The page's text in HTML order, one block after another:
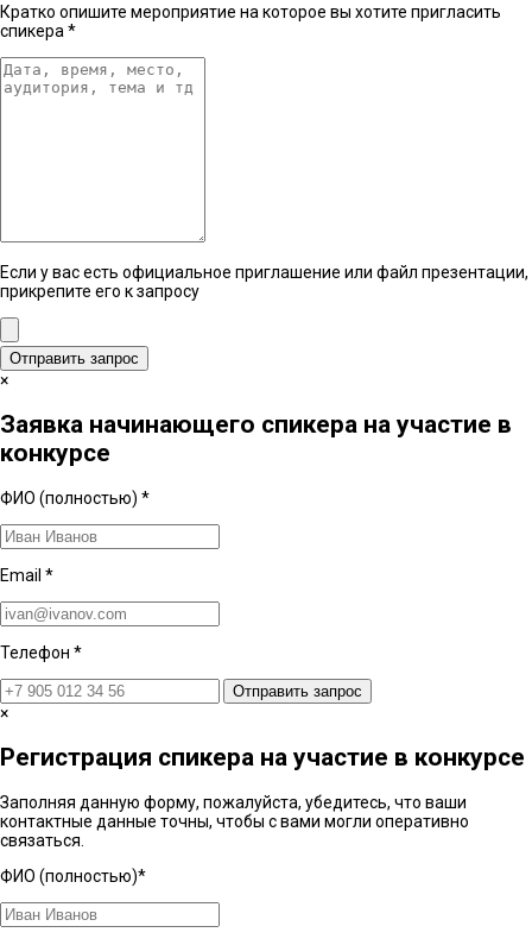
Кратко опишите мероприятие на которое вы хотите пригласить
спикера *
Если у вас есть официальное приглашение или файл презентации,
прикрепите его к запросу
Отправить запрос
×
Заявка начинающего спикера на участие в
конкурсе
ФИО (полностью) *
Email *
Телефон *
Отправить запрос
×
Регистрация спикера на участие в конкурсе
Заполняя данную форму, пожалуйста, убедитесь, что ваши
контактные данные точны, чтобы с вами могли оперативно
связаться.
ФИО (полностью)*